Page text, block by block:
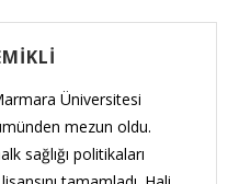
Üniversitesi
mezun oldu.
sağlığı politikaları